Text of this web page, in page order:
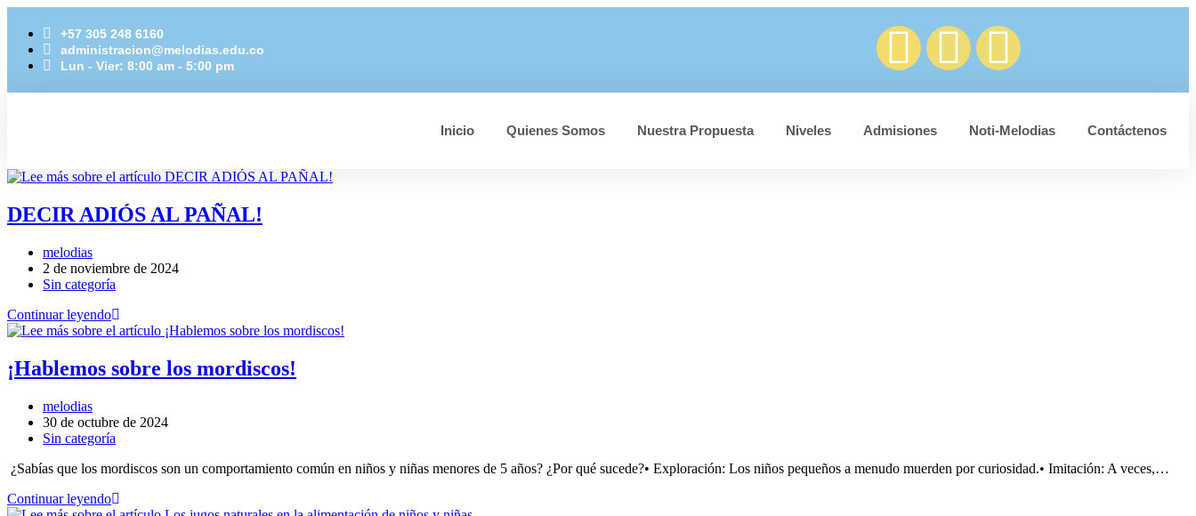
+57 305 248 6160
administracion@melodias.edu.co
Lun - Vier: 8:00 am - 5:00 pm
Inicio Quienes Somos Nuestra Propuesta Niveles Admisiones Noti-Melodias Contáctenos
DECIR ADIÓS AL PAÑAL!
melodias
2 de noviembre de 2024
Sin categoría
Continuar leyendo
¡Hablemos sobre los mordiscos!
melodias
30 de octubre de 2024
Sin categoría
¿Sabías que los mordiscos son un comportamiento común en niños y niñas menores de 5 años? ¿Por qué sucede?• Exploración: Los niños pequeños a menudo muerden por curiosidad.• Imitación: A veces,…
Continuar leyendo